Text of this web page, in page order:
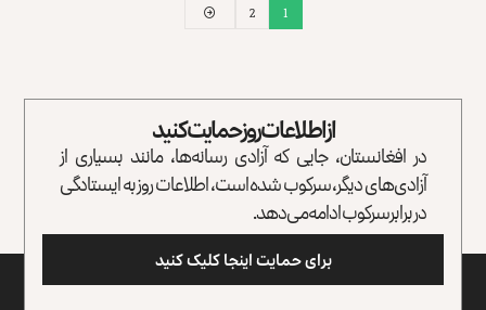
1
2
از اطلاعات روز حمایت کنید
در افغانستان، جایی که آزادی رسانه‌ها، مانند بسیاری از
آزادی‌های دیگر، سرکوب شده است، اطلاعات روز به ایستادگی
در برابر سرکوب ادامه می‌دهد.
برای حمایت اینجا کلیک کنید